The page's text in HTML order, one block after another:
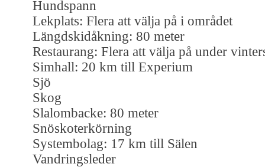
Hundspann
Lekplats: Flera att välja på i området
Längdskidåkning: 80 meter
Restaurang: Flera att välja på under
Simhall: 20 km till Experium
Sjö
Skog
Slalombacke: 80 meter
Snöskoterkörning
Systembolag: 17 km till Sälen
Vandringsleder